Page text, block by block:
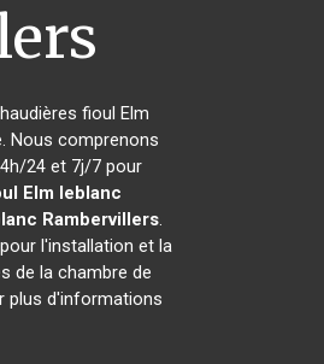
fioul Elm
Nous comprenons
24 et 7j/7 pour
Elm leblanc
Rambervillers.
l'installation et la
de la chambre de
plus d'informations